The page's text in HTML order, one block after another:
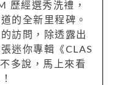
歷經選秀洗禮，
的全新里程碑。
訪問，除透露出
迷你專輯《CLAS
多說，馬上來看